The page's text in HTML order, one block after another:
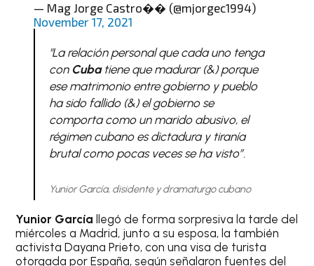
— Mag Jorge Castro�� (@mjorgec1994)
November 17, 2021
"La relación personal que cada uno tenga
con Cuba tiene que madurar (&) porque
ese matrimonio entre gobierno y pueblo
ha sido fallido (&) el gobierno se
comporta como un marido abusivo, el
régimen cubano es dictadura y tiranía
brutal como pocas veces se ha visto”.
Yunior García, disidente y dramaturgo cubano
Yunior Garcíallegó de forma sorpresiva la tarde del
miércoles a Madrid, junto a su esposa, la también
activista Dayana Prieto, con una visa de turista
otorgada por España, según señalaron fuentes del